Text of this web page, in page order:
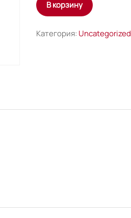
товара
В корзину
Категория: Uncategorized